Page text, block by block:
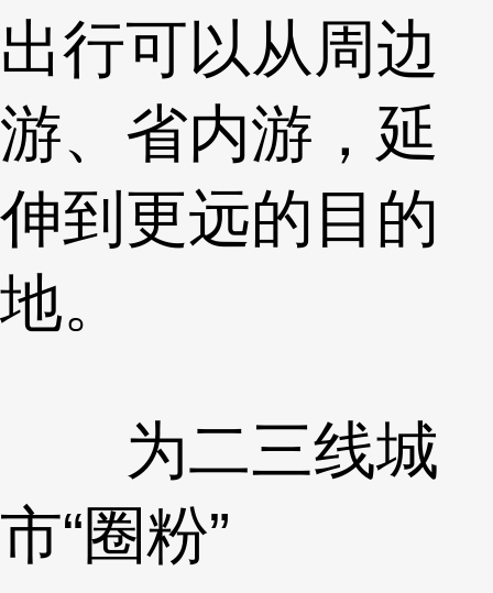
出行可以从周边
游、省内游，延
伸到更远的目的
地。
为二三线城
市“圈粉”